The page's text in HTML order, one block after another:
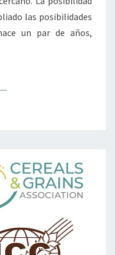
las posibilidades
un par de años,
MÁS